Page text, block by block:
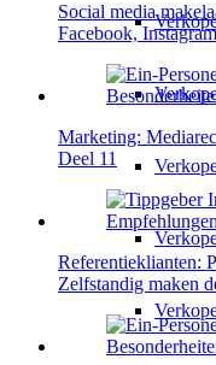
Social media
Facebook,
Marketing:
Deel 11
Referentieklianten:
Zelfstandig maken